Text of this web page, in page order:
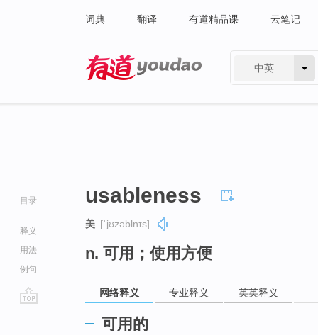
词典 翻译 有道精品课 云笔记
中英
目录
释义
用法
例句
usableness
美 [ˈjʊzəblnɪs]
n. 可用；使用方便
网络释义 专业释义 英英释义
可用的